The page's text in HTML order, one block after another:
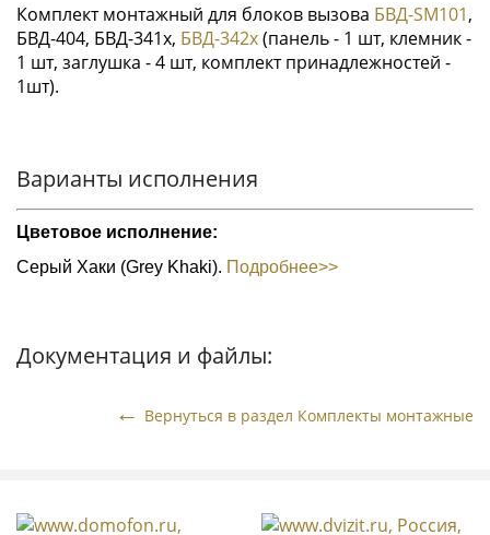
Комплект монтажный для блоков вызова БВД-SM101,
БВД-404, БВД-341х, БВД-342х(панель - 1 шт, клемник -
1 шт, заглушка - 4 шт, комплект принадлежностей -
1шт).
Варианты исполнения
Цветовое исполнение:
Серый Хаки (Grey Khaki). Подробнее>>
Документация и файлы:
Вернуться в раздел Комплекты монтажные